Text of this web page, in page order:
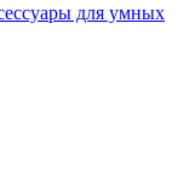
для умных